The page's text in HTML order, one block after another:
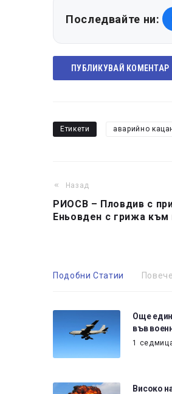
Последвайте ни:
ПУБЛИКУВАЙ КОМЕНТАР
Етикети аварийно
Назад
РИОСВ – Пловдив с
Еньовден с грижа към
Подобни Статии
Още
във
1
Високо